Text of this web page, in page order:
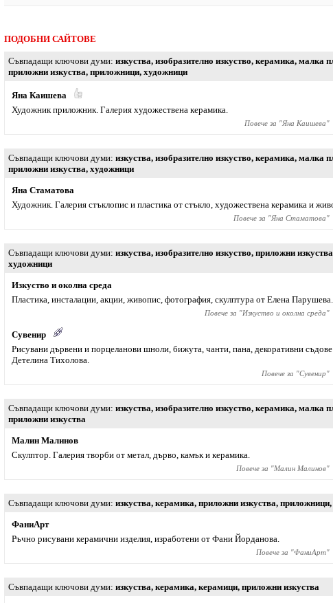
ПОДОБНИ САЙТОВЕ
Съвпадащи ключови думи изкуства, изобразително изкуство, керамика, малка
приложни изкуства, приложници, художници
Яна Каишева
Художник приложник. Галерия художествена керамика.
Повече за "Яна Каишева"
Съвпадащи ключови думи изкуства, изобразително изкуство, керамика, малка
приложни изкуства, художници
Яна Стаматова
Художник. Галерия стъклопис и пластика от стъкло, художествена керамика и
Повече за "Яна Стаматова"
Съвпадащи ключови думи изкуства, изобразително изкуство, приложни изкуства
художници
Изкуство и околна среда
Пластика, инсталации, акции, живопис, фотография, скулптура от Елена Парушева.
Повече за "Изкуство и околна среда"
Сувенир
Рисувани дървени и порцеланови шноли, бижута, чанти, пана, декоративни
Детелина Тихолова.
Повече за "Сувенир"
Съвпадащи ключови думи изкуства, изобразително изкуство, керамика, малка
приложни изкуства
Малин Малинов
Скулптор. Галерия творби от метал, дърво, камък и керамика.
Повече за "Малин Малинов"
Съвпадащи ключови думи изкуства, керамика, приложни изкуства, приложници,
ФаниАрт
Ръчно рисувани керамични изделия, изработени от Фани Йорданова.
Повече за "ФаниАрт"
Съвпадащи ключови думи изкуства, керамика, керамици, приложни изкуства